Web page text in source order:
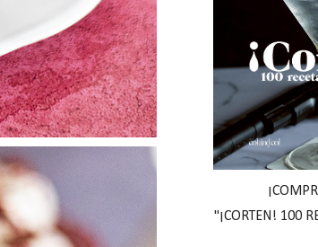
"¡CORTEN! 100